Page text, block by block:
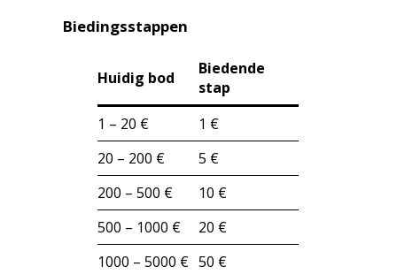
Biedingsstappen
Huidig bod
Biedende
stap
1 – 20 €
1 €
20 – 200 €
5 €
200 – 500 €
10 €
500 – 1000 €
20 €
1000 – 5000 € 50 €